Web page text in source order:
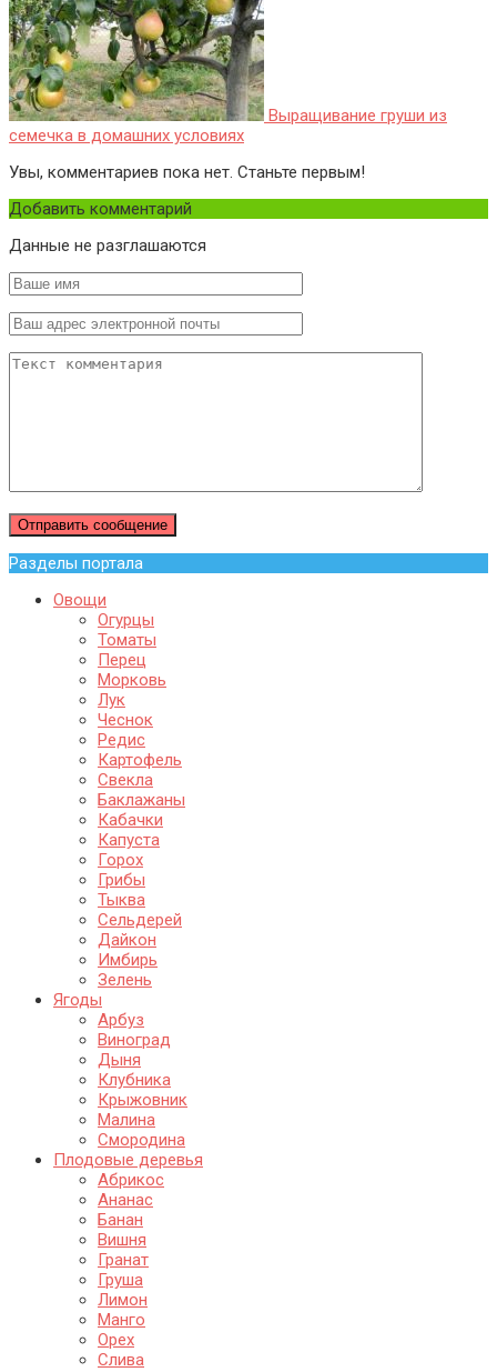
Выращивание груши из
семечка в домашних условиях
Увы, комментариев пока нет. Станьте первым!
Добавить комментарий
Данные не разглашаются
Разделы портала
Овощи
Огурцы
Томаты
Перец
Морковь
Лук
Чеснок
Редис
Картофель
Свекла
Баклажаны
Кабачки
Капуста
Горох
Грибы
Тыква
Сельдерей
Дайкон
Имбирь
Зелень
Ягоды
Арбуз
Виноград
Дыня
Клубника
Крыжовник
Малина
Смородина
Плодовые деревья
Абрикос
Ананас
Банан
Вишня
Гранат
Груша
Лимон
Манго
Орех
Слива